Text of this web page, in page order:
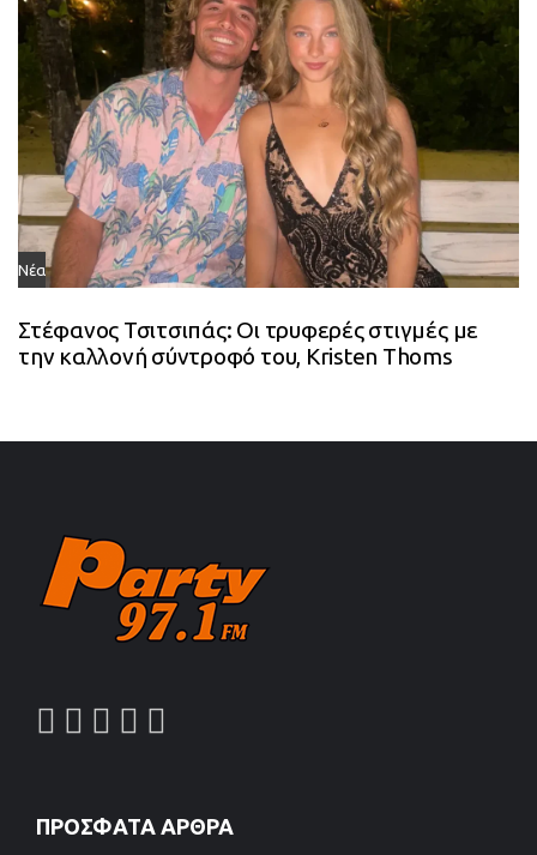
Νέα
Στέφανος Τσιτσιπάς: Οι τρυφερές στιγμές με
την καλλονή σύντροφό του, Kristen Thoms
ΠΡΌΣΦΑΤΑ ΆΡΘΡΑ